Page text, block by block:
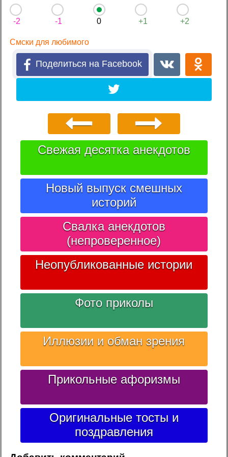
-2 -1 0 +1 +2
Смски для любимого
Поделиться на Facebook
Свежая десятка анекдотов
Новый выпуск смешных
историй
Свалка анекдотов
(непроверенное)
Неопубликованные истории
Фото приколы
Иллюзии и обман зрения
Прикольные афоризмы
Оригинальные тосты и
поздравления